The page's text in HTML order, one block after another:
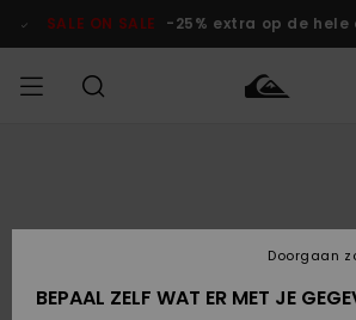
Productinformatie
SALE ON SALE -25% extra op de
Accessoires
JONGENS
Accessoires
DAMES
Surf Shop
Snow Shop
Kinderen
Retouren
BEPAAL ZELF WAT ER MET JE
Doorgaan